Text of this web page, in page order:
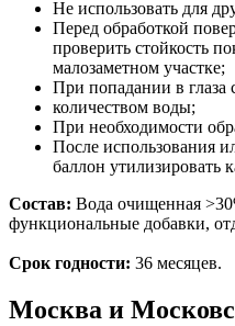
Не использовать для
Перед обработкой
проверить стойкость
малозаметном участке;
При попадании в
количеством воды;
При необходимости
После использования
баллон утилизировать
Состав: Вода очищенная
функциональные добавки,
Срок годности: 36 месяцев.
Москва и